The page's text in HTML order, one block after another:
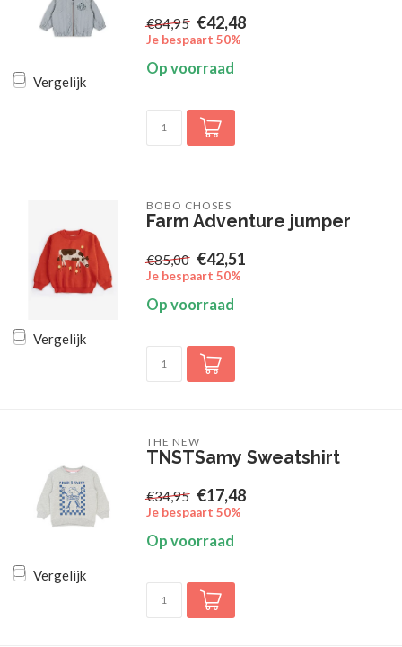
Vergelijk
€84,95 €42,48
Je bespaart 50%
Op voorraad
Vergelijk
BOBO CHOSES
Farm Adventure jumper
€85,00 €42,51
Je bespaart 50%
Op voorraad
Vergelijk
THE NEW
TNSTSamy Sweatshirt
€34,95 €17,48
Je bespaart 50%
Op voorraad